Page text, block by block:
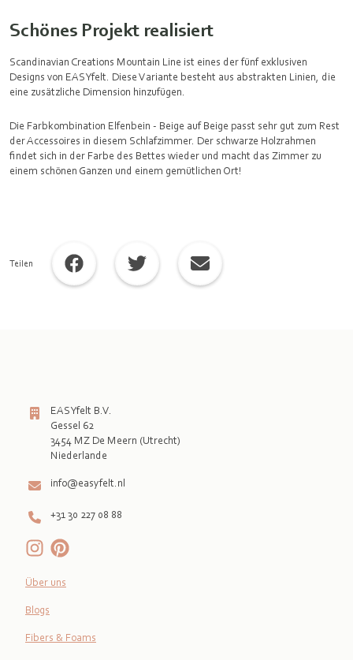
Schönes Projekt realisiert
Scandinavian Creations Mountain Line ist eines der fünf exklusiven
Designs von EASYfelt. Diese Variante besteht aus abstrakten Linien, die
eine zusätzliche Dimension hinzufügen.
Die Farbkombination Elfenbein - Beige auf Beige passt sehr gut zum Rest
der Accessoires in diesem Schlafzimmer. Der schwarze Holzrahmen
findet sich in der Farbe des Bettes wieder und macht das Zimmer zu
einem schönen Ganzen und einem gemütlichen Ort!
Teilen
EASYfelt B.V.
Gessel 62
3454 MZ De Meern (Utrecht)
info@easyfelt.nl
+31 30 227 08 88
Über uns
Blogs
Fibers & Foams